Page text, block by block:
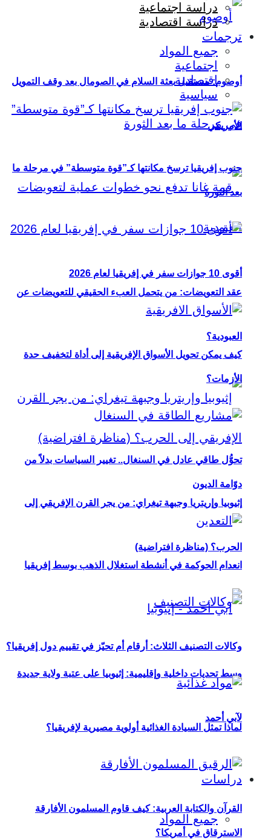
أوصوم: مستقبل بعثة السلام في الصومال بعد وقف التمويل
الأمريكي
عقد التعويضات: من يتحمل العبء الحقيقي للتعويضات عن
العبودية؟
إثيوبيا وإريتريا وجبهة تيغراي: من يجر القرن الإفريقي إلى
الحرب؟ (مناظرة افتراضية)
وسط تحديات داخلية وإقليمية: إثيوبيا على عتبة ولاية جديدة
لآبي أحمد
دراسات
جميع المواد
دراسة اجتماعية
دراسة اقتصادية
ترجمات
جميع المواد
اجتماعية
اقتصادية
سياسية
جنوب إفريقيا ترسخ مكانتها كـ”قوة متوسطة” في مرحلة ما
بعد الثورة
أقوى 10 جوازات سفر في إفريقيا لعام 2026
كيف يمكن تحويل الأسواق الإفريقية إلى أداة لتخفيف حدة
الأزمات؟
تحوُّل طاقي عادل في السنغال.. تغيير السياسات بدلاً من
دوّامة الديون
انعدام الحوكمة في أنشطة استغلال الذهب بوسط إفريقيا
وكالات التصنيف الثلاث: أرقام أم تحيّز في تقييم دول إفريقيا؟
لماذا تمثل السيادة الغذائية أولوية مصيرية لإفريقيا؟
القرآن والكتابة العربية: كيف قاوم المسلمون الأفارقة
الاسترقاق في أمريكا؟